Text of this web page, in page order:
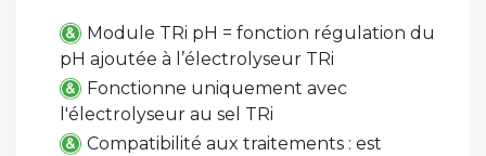
Module TRi pH = fonction régulation du
pH ajoutée à l’électrolyseur TRi
Fonctionne uniquement avec
l'électrolyseur au sel TRi
Compatibilité aux traitements : est